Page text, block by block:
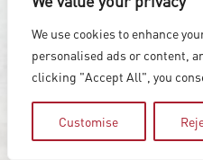
We use cookies to enhance
personalised ads or content,
clicking "Accept All", you
Customise